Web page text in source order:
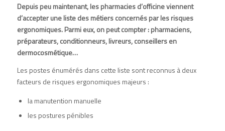
Depuis peu maintenant, les pharmacies d’officine viennent
d’accepter une liste des métiers concernés par les risques
ergonomiques. Parmi eux, on peut compter : pharmaciens,
préparateurs, conditionneurs, livreurs, conseillers en
dermocosmétique…
Les postes énumérés dans cette liste sont reconnus à deux
facteurs de risques ergonomiques majeurs :
la manutention manuelle
les postures pénibles